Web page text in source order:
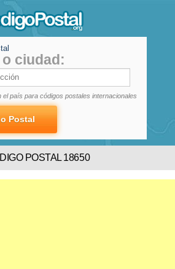
ciudad:
el país para códigos postales internacionales
POSTAL 18650